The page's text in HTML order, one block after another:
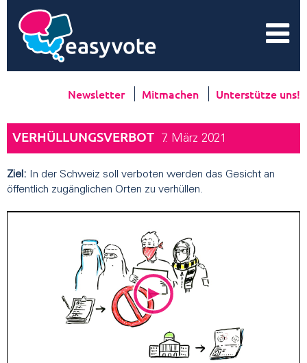
Newsletter Mitmachen Unterstütze uns!
VERHÜLLUNGSVERBOT 7. März 2021
Ziel: In der Schweiz soll verboten werden das Gesicht an
öffentlich zugänglichen Orten zu verhüllen.